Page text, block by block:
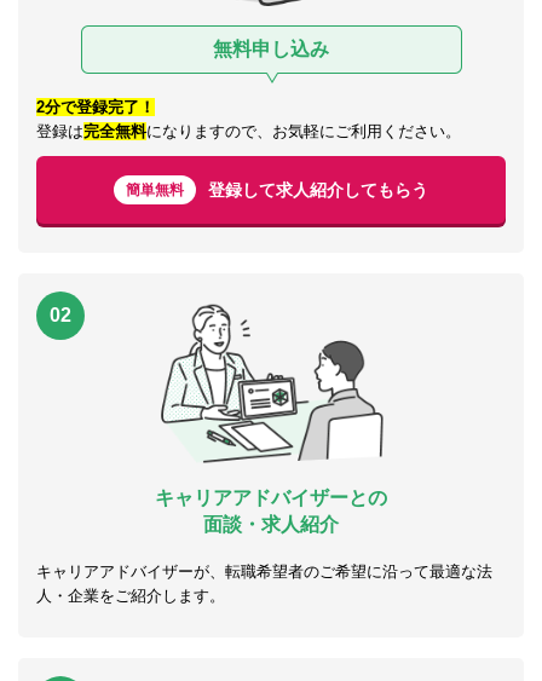
無料申し込み
2分で登録完了！
登録は完全無料になりますので、お気軽にご利用ください。
簡単無料 登録して求人紹介してもらう
02
キャリアアドバイザーとの
面談・求人紹介
キャリアアドバイザーが、転職希望者のご希望に沿って最適な法
人・企業をご紹介します。